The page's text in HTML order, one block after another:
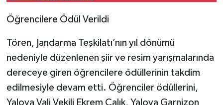
Öğrencilere Ödül Verildi
Tören, Jandarma Teşkilatı’nın yıl dönümü
nedeniyle düzenlenen şiir ve resim yarışmalarında
dereceye giren öğrencilere ödüllerinin takdim
edilmesiyle devam etti. Öğrenciler ödüllerini,
Yalova Vali Vekili Ekrem Çalık, Yalova Garnizon